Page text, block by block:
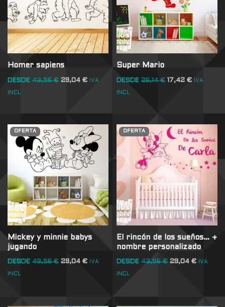
Homer sapiens
DESDE 43,56€ 29,04 € IVA
INCL
Super Mario
DESDE 26,14€ 17,42€ IVA
INCL
OFERTA
Mickey y minnie babys
jugando
DESDE 43,56€ 29,04 € IVA
INCL
OFERTA
El rincón de los sueños… +
nombre personalizado
DESDE 43,56€ 29,04€ IVA
INCL